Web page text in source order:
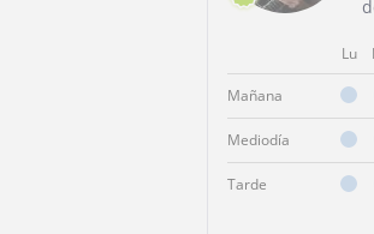
Lu
Mañana
Mediodía
Tarde